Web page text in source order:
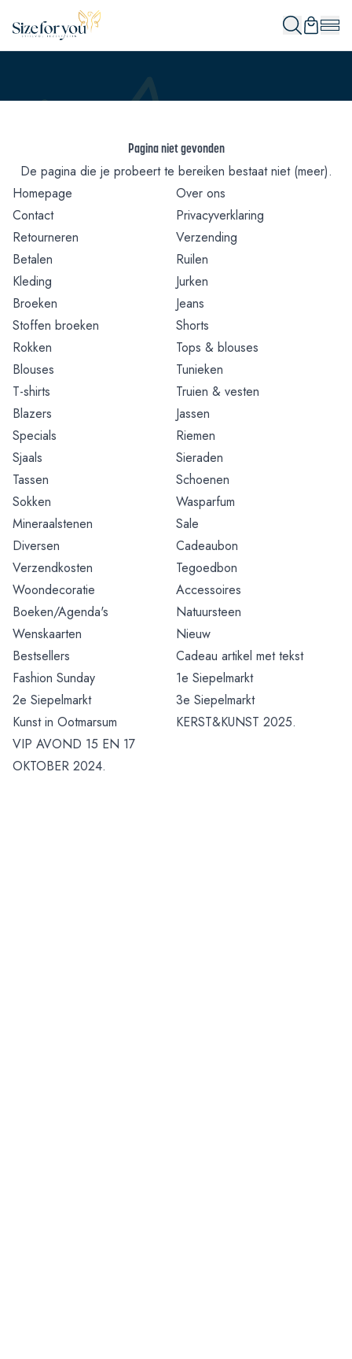
Pagina niet gevonden
De pagina die je probeert te bereiken bestaat niet (meer).
Homepage
Over ons
Contact
Privacyverklaring
Retourneren
Verzending
Betalen
Ruilen
Kleding
Jurken
Broeken
Jeans
Stoffen broeken
Shorts
Rokken
Tops & blouses
Blouses
Tunieken
T-shirts
Truien & vesten
Blazers
Jassen
Specials
Riemen
Sjaals
Sieraden
Tassen
Schoenen
Sokken
Wasparfum
Mineraalstenen
Sale
Diversen
Cadeaubon
Verzendkosten
Tegoedbon
Woondecoratie
Accessoires
Boeken/Agenda's
Natuursteen
Wenskaarten
Nieuw
Bestsellers
Cadeau artikel met tekst
Fashion Sunday
1e Siepelmarkt
2e Siepelmarkt
3e Siepelmarkt
Kunst in Ootmarsum
KERST&KUNST 2025.
VIP AVOND 15 EN 17
OKTOBER 2024.